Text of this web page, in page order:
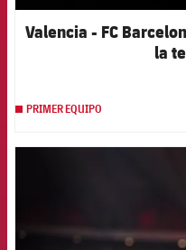
Valencia - FC
la
PRIMER EQUIPO